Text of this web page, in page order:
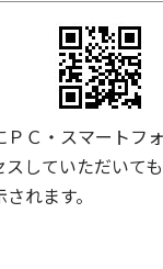
Ｃ・スマートフ
スしていただいて
れます。